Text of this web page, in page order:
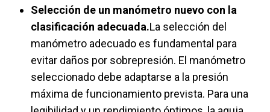
Selección de un manómetro nuevo con la
clasificación adecuada.La selección del
manómetro adecuado es fundamental para
evitar daños por sobrepresión. El manómetro
seleccionado debe adaptarse a la presión
máxima de funcionamiento prevista. Para una